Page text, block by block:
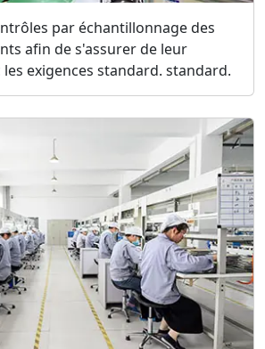
par échantillonnage des
afin de s'assurer de leur
exigences standard. standard.